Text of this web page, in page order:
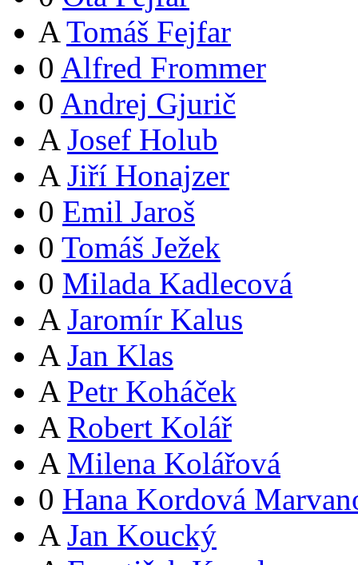
A Tomáš Fejfar
0 Alfred Frommer
0 Andrej Gjurič
A Josef Holub
A Jiří Honajzer
0 Emil Jaroš
0 Tomáš Ježek
0 Milada Kadlecová
A Jaromír Kalus
A Jan Klas
A Petr Koháček
A Robert Kolář
A Milena Kolářová
0 Hana Kordová
A Jan Koucký